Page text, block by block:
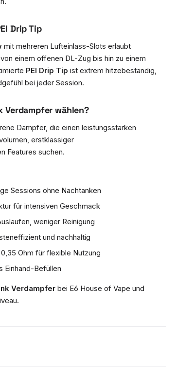
Drip Tip
mit mehreren Lufteinlass-Slots erlaubt
einem offenen DL-Zug bis hin zu einem
PEI Drip Tip ist extrem hitzebeständig,
bei jeder Session.
Verdampfer wählen?
Dampfer, die einen leistungsstarken
erstklassiger
Features suchen.
Sessions ohne Nachtanken
für intensiven Geschmack
weniger Reinigung
und nachhaltig
0,35 Ohm für flexible Nutzung
Einhand-Befüllen
Verdampfer bei E6 House of Vape und